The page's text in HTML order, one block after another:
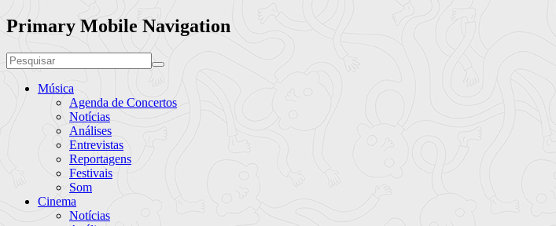
Primary Mobile Navigation
Música
Agenda de Concertos
Notícias
Análises
Entrevistas
Reportagens
Festivais
Som
Cinema
Notícias